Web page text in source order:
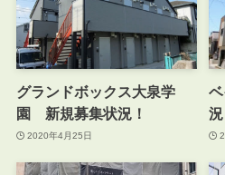
グランドボックス大泉学
園 新規募集状況！
2020年4月25日
況